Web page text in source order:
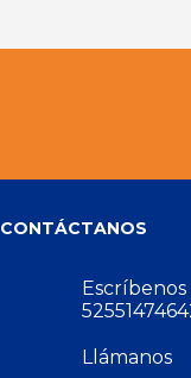
CONTÁCTANOS
Llámanos